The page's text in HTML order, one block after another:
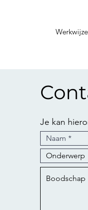
Werkwijze
Je kan